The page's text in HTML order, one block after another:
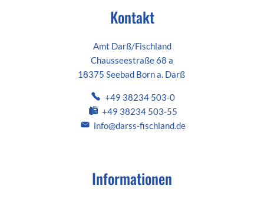
Kontakt
Amt Darß/Fischland
Chausseestraße 68 a
18375 Seebad Born a. Darß
+49 38234 503-0
+49 38234 503-55
info@darss-fischland.de
Informationen